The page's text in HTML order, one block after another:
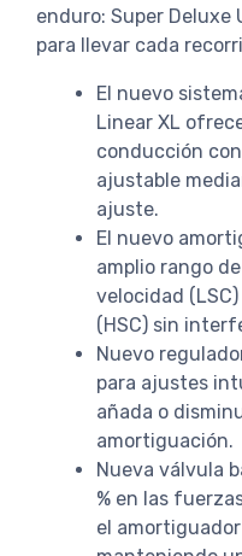
enduro: Super
para llevar cada
El nuevo
Linear XL
conducción
ajustable
ajuste.
El nuevo
amplio rango
velocidad
(HSC) sin
Nuevo
para ajustes
añada o
amortiguación.
Nueva válvula
% en las
el